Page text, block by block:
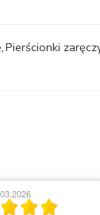
,Pierścionki